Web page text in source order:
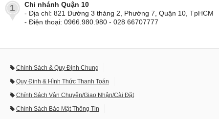
1
Chi nhánh Quận 10
- Địa chỉ: 821 Đường 3 tháng 2, Phường 7, Quận 10, TpHCM
- Điện thoại: 0966.980.980 - 028 66707777
Chính Sách & Quy Định Chung
Quy Định & Hình Thức Thanh Toán
Chính Sách Vận Chuyển/Giao Nhận/Cài Đặt
Chính Sách Bảo Mật Thông Tin